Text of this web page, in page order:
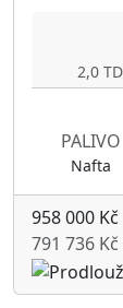
2,0
PALIVO
Nafta
958 000 Kč
791 736